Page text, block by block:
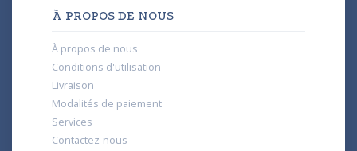
À PROPOS DE NOUS
À propos de nous
Conditions d'utilisation
Livraison
Modalités de paiement
Services
Contactez-nous